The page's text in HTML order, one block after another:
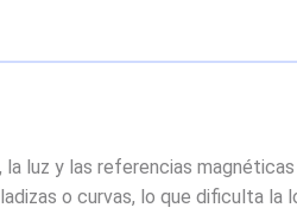
luz y las referencias
o curvas, lo que dificulta la